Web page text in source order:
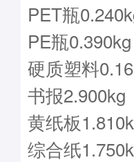
PET瓶
PE瓶
硬质塑料
书报2.900kg
黄纸板
综合纸